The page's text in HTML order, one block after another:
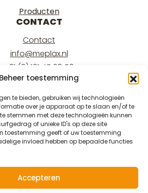
Beheer toestemming
te bieden, gebruiken wij technologieën
over je apparaat op te slaan en/of te
stemmen met deze technologieën kunnen
of unieke ID's op deze site
toestemming geeft of uw toestemming
invloed hebben op bepaalde functies
Accepteren
Producten
CONTACT
Contact
info@meplax.nl
+31 (0) 161 45 29 50
Kantoor/office:
Krollaan 17
5126 PT Gilze
warehouse:
Krollaan 15
5126 PT Gilze